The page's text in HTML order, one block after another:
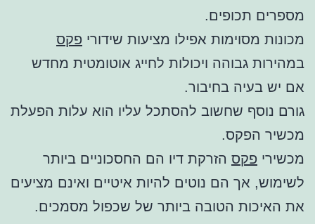
מספרים תכופים.
מכונות מסוימות אפילו מציעות שידורי פקס
במהירות גבוהה ויכולות לחייג אוטומטית מחדש
אם יש בעיה בחיבור.
גורם נוסף שחשוב להסתכל עליו הוא עלות הפעלת
מכשיר הפקס.
מכשירי פקס הזרקת דיו הם החסכוניים ביותר
לשימוש, אך הם נוטים להיות איטיים ואינם מציעים
את האיכות הטובה ביותר של שכפול מסמכים.